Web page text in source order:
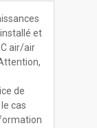
et
air/air
de
cas